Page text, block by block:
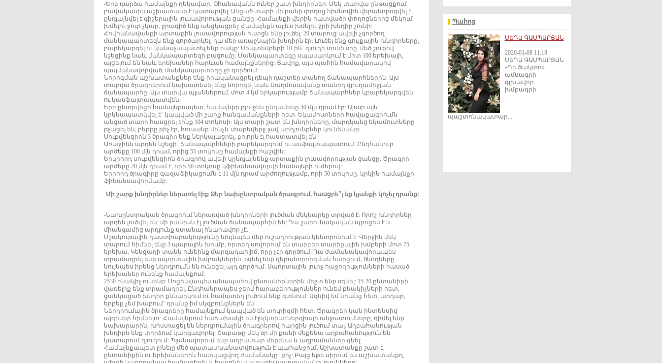
-Երբ դարձա համայնքի ղեկավար, Օհանավանն ուներ շատ խնդիրներ: Մեկ տարվա ընթացքում
բավականին աշխատանք է կատարվել: Անցած տարի մի քանի փողոց հիմնովին վերանորոգվել է,
ընդլայնվել է գիշերային լուսավորության ցանցը: Համայնքի վերին հատվածի փողոցներից մեկում
խմելու ջուր չկար, ջրագիծ ենք անցկացրել: Համայնքն այլևս խմելու ջրի խնդիր չունի:
Հովհանավանքի արտաքին լուսավորության հարցն ենք լուծել: 20 տարուց ավելի չգործող
մանկապարտեզն ենք գործարկել, դա մեր առաջնային խնդիրն էր: Լուծել ենք գույքային խնդիրները,
բարեկարգել ու կանաչապատել ենք բակը: Սեպտեմբերի 10-ին` գյուղի տոնի օրը, մեծ շուքով
նշեցինք նաև մանկապարտեզի բացումը: Մանկապարտեզը սպասարկում է մոտ 100 երեխայի,
այցելում են նաև երեխաներ հարևան համայնքներից: Ցավոք, այս պահին համավարակով
պայմանավորված, մանկապարտեզը չի գործում:
Նորոգման աշխատանքներ ենք իրականացրել դեպի դաշտեր տանող ճանապարհներին: Այս
տարվա ծրագրերում նախատեսել ենք նորոգել նաև Սաղմոսավանք տանող գյուղամիջյան
ճանապարհը: Այս տարվա պլաններում, մոտ 4 կմ երկարությամբ ճանապարհներ կբարեկարգվեն
ու կասֆալտապատվեն:
Երբ ընտրվեցի համայնքապետ, համայնքի բյուջեն ընդամենը 30 մլն դրամ էր: Այսօր այն
կրկնապատկվել է` կապված մի շարք հանգամանքների հետ: Եկամուտների հավաքագրումն
անցած տարի հասցրել էինք 104 տոկոսի: Այս տարի շատ են խնդիրները, մարդկանց եկամուտները
քչացել են, բերքը քիչ էր, հուսանք մինչև տարեվերջ լավ արդյունքներ կունենանք:
Սուբվենցիոն 3 ծրագիր ենք ներկայացրել, բոլորն էլ հաստատվել են:
Առաջինն արդեն նշեցի` ճանապարհների բարեկարգում ու ասֆալտապատում: Ընդհանուր
արժեքը 100 մլն դրամ, որից 55 տոկոսը համայնքի հաշվին:
Երկրորդ սուբվենցիոն ծրագրով ավելի կընդլայնենք արտաքին լուսավորության ցանցը: Ծրագրի
արժեքը 20 մլն դրամ է, որի 50 տոկոսը կֆինանսավորվի համայնքի ուժերով:
Երրորդ ծրագիրը գազաֆիկացումն է 11 մլն դրամ արժողությամբ, որի 50 տոկոսը, կրկին համայնքի
ֆինանսավորմամբ:
-Մի շարք խնդիրներ ներառել էիք Ձեր նախընտրական ծրագրում, հասցրե՞լ եք կյանքի կոչել դրանք:
-Նախընտրական ծրագրում ներառված խնդիրների լուծման մեկնարկը տրված է: Որոշ խնդիրներ
արդեն լուծվել են, մի քանիսն էլ լուծման ճանապարհին են: Դա շարունակական պրոցես է և
միանգամից արդյունք ստանալ հնարավոր չէ:
Մշակութային դաստիարակությունը նույնպես մեր ուշադրության կենտրոնում է: Վերջին մեկ
տարում հիմնել ենք 3 պարային խումբ, որտեղ սովորում են տարբեր տարիքային խմբերի մոտ 75
երեխա: Կենցաղի տանն ունեինք մարզադահլիճ, որը չէր գործում: Դա ժամանակավորապես
տրամադրել ենք սպորտային խմբակներին, օգնել ենք վերանորորգման հարցում, ծնողները
նույնպես իրենց ներդրումն են ունեցել այդ գործում: Սպորտային լուրջ հաջողությունների հասած
երեխաներ ունենք համայնքում:
2530 բնակիչ ունենք: Սոցիալապես անապահով ընտանիքներին միշտ ենք օգնել: 15-20 ընտանիքի
վառելիք ենք տրամադրել: Ընդհանրապես ջերմ հարաբերություններ ունեմ բնակիչների հետ,
ցանկացած խնդիր քննարկում ու համատեղ լուծում ենք գտնում: Ազնիվ եմ նրանց հետ, արդար,
երբեք չեմ խաբում` դրանք իմ սկզբունքներն են:
Ներդրումային ծրագրերը համայնքում կապված են տուրիզմի հետ: Ծրագրեր կան ինտենսիվ
այգիներ հիմնելու: Համայնքում հաճախակի են էլելկտրաէներգիայի անջատումները, դիմել ենք
նախարարին, խոստացել են ներդրումային ծրագրերով հարցին լուծում տալ: Աղբահանության
խնդիրն ենք փորձում կարգավորել: Շաբաթը մեկ օր մի քանի մեքենա աղբահանություն են
կատարում գյուղում: Պլանավորում ենք աղբատար մեքենա և աղբամաններ գնել:
Համայնքապետ լինելը մեծ պատասխանատվություն է պահանջում: Աշխատանքը շատ է,
ընտանիքին ու երեխաներին հատկացվող ժամանակը` քիչ: Բայց եթե սիրում ես աշխատանքդ,
Պահոց
ՍԵԴԱ ԳԱՍՊԱՐՅԱՆ
2020-01-08 11:18
ՍԵԴԱ ԳԱՍՊԱՐՅԱՆ
«Դե Ֆակտո»
ամսագրի
գլխավոր
խմբագրի
պաշտոնակատար...